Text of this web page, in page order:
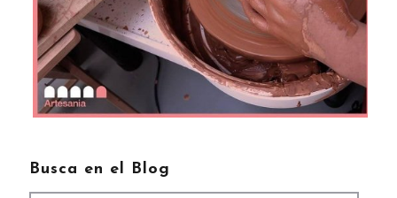
Busca en el Blog